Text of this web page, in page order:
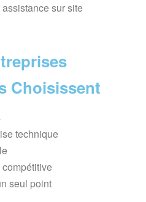
sur site
Choisissent
technique
seul point